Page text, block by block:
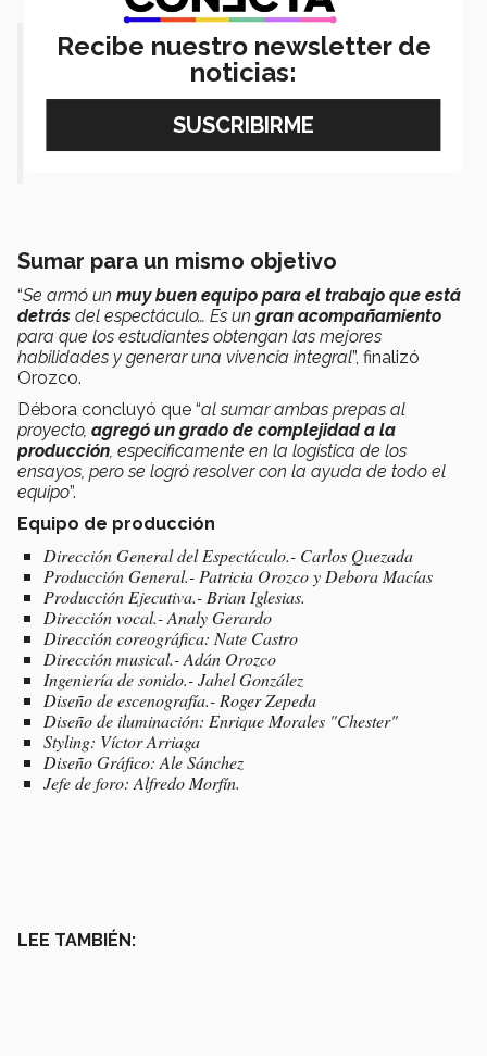
“Se armó un muy buen equipo para el
trabajo que está detrás del
espectáculo… Es un gran
acompañamiento”.- Patricia Orozco.
Sumar para un mismo objetivo
“Se armó un muy buen equipo para el trabajo que está
detrás del espectáculo… Es un gran acompañamiento
para que los estudiantes obtengan las mejores
habilidades y generar una vivencia integral”, finalizó
Orozco.
Débora concluyó que “al sumar ambas prepas al
proyecto, agregó un grado de complejidad a la
producción, específicamente en la logística de los
ensayos, pero se logró resolver con la ayuda de todo el
equipo”.
Equipo de producción
Dirección General del Espectáculo.- Carlos Quezada
Producción General.- Patricia Orozco y Debora Macías
Producción Ejecutiva.- Brian Iglesias.
Dirección vocal.- Analy Gerardo
Dirección coreográfica: Nate Castro
Dirección musical.- Adán Orozco
Ingeniería de sonido.- Jahel González
Diseño de escenografía.- Roger Zepeda
Diseño de iluminación: Enrique Morales "Chester"
Styling: Víctor Arriaga
Diseño Gráfico: Ale Sánchez
Jefe de foro: Alfredo Morfín.
LEE TAMBIÉN:
Recibe nuestro newsletter de
noticias: